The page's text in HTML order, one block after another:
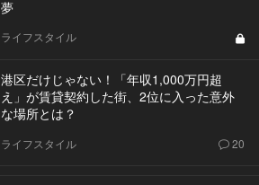
夢
ライフスタイル
港区だけじゃない！「年収1,000万円超
え」が賃貸契約した街、2位に入った意外
な場所とは？
ライフスタイル 20